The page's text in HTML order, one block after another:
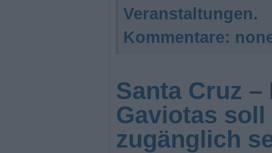
Veranstaltungen.
Kommentare:
Santa Cruz –
Gaviotas
zugänglich